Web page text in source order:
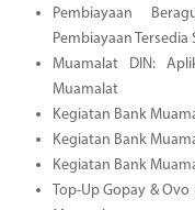
Pembiayaan
Pembiayaan Tersedia
Muamalat DIN:
Muamalat
Kegiatan Bank
Kegiatan Bank
Kegiatan Bank
Top-Up Gopay &